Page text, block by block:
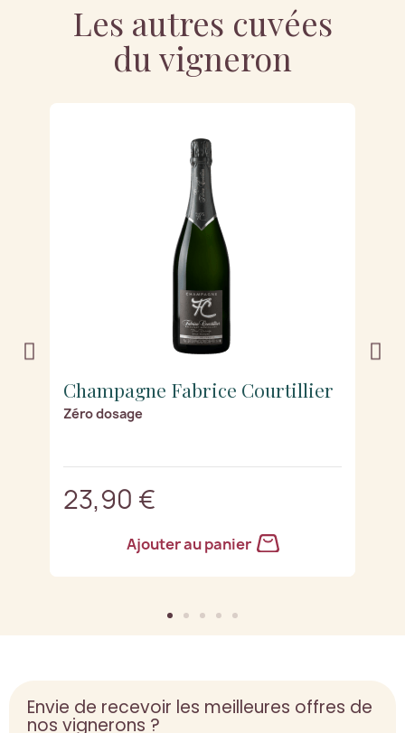
Les autres cuvées
du vigneron
Champagne Fabrice Courtillier
Zéro dosage
23,90 €
Ajouter au panier
Envie de recevoir les meilleures offres de
nos vignerons ?